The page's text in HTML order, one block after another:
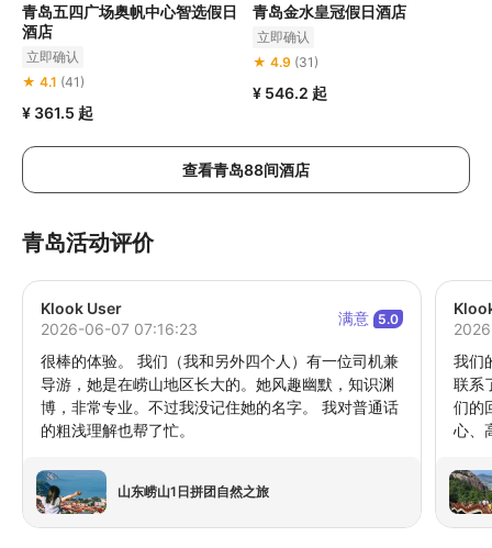
青岛五四广场奥帆中心智选假日
酒店
立即确认
★ 4.1 (41)
¥ 361.5 起
青岛金水皇冠假日酒店
立即确认
★ 4.9 (31)
¥ 546.2 起
查看青岛88间酒店
青岛活动评价
Klook User
2026-06-07 07:16:23
满意 5.0
很棒的体验。 我们（我和另外四个人）有一位司机兼
导游，她是在崂山地区长大的。她风趣幽默，知识渊
博，非常专业。不过我没记住她的名字。 我对普通话
的粗浅理解也帮了忙。
山东崂山1日拼团自然之旅
我们
联系
们的
心、
求。
司机